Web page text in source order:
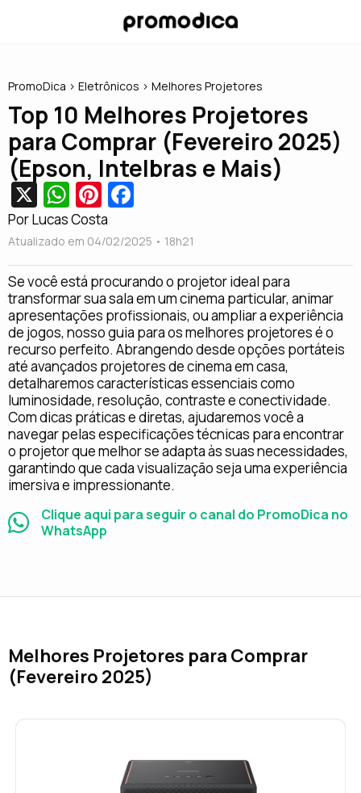
PromoDica > Eletrônicos > Melhores Projetores
Top 10 Melhores Projetores
para Comprar (Fevereiro 2025)
(Epson, Intelbras e Mais)
X W
h
at
s
A
p
p
Pi
nt
er
e
st
e
b
o
o
k
Por Lucas Costa
Atualizado em 04/02/2025 • 18h21
Se você está procurando o projetor ideal para
transformar sua sala em um cinema particular, animar
apresentações profissionais, ou ampliar a experiência
de jogos, nosso guia para os melhores projetores é o
recurso perfeito. Abrangendo desde opções portáteis
até avançados projetores de cinema em casa,
detalharemos características essenciais como
luminosidade, resolução, contraste e conectividade.
Com dicas práticas e diretas, ajudaremos você a
navegar pelas especificações técnicas para encontrar
o projetor que melhor se adapta às suas necessidades,
garantindo que cada visualização seja uma experiência
imersiva e impressionante.
Clique aqui para seguir o canal do PromoDica no
WhatsApp
Melhores Projetores para Comprar
(Fevereiro 2025)